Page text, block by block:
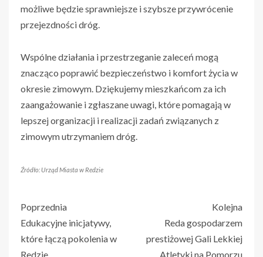
możliwe będzie sprawniejsze i szybsze przywrócenie
przejezdności dróg.
Wspólne działania i przestrzeganie zaleceń mogą
znacząco poprawić bezpieczeństwo i komfort życia w
okresie zimowym. Dziękujemy mieszkańcom za ich
zaangażowanie i zgłaszane uwagi, które pomagają w
lepszej organizacji i realizacji zadań związanych z
zimowym utrzymaniem dróg.
Źródło: Urząd Miasta w Redzie
Poprzednia
Edukacyjne inicjatywy,
które łączą pokolenia w
Redzie
Kolejna
Reda gospodarzem
prestiżowej Gali Lekkiej
Atletyki na Pomorzu